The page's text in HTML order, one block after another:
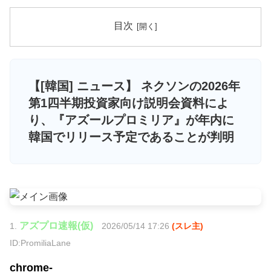
目次
【[韓国] ニュース】 ネクソンの2026年
第1四半期投資家向け説明会資料によ
り、『アズールプロミリア』が年内に
韓国でリリース予定であることが判明
1. アズプロ速報(仮) 2026/05/14 17:26 (スレ主)
ID:PromiliaLane
chrome-